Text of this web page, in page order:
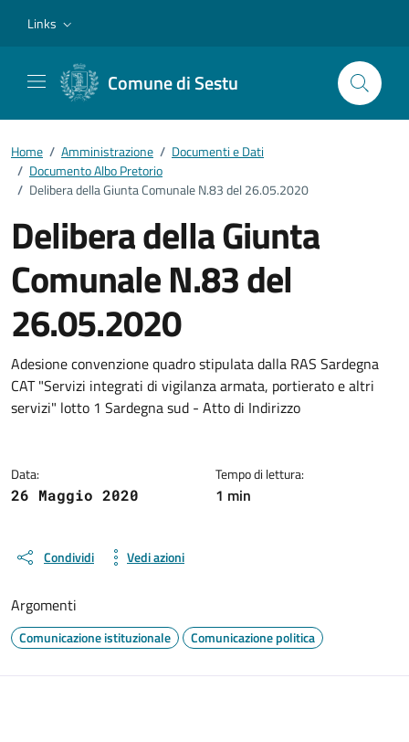
Links
Comune di Sestu
Home / Amministrazione / Documenti e Dati
/ Documento Albo Pretorio
/ Delibera della Giunta Comunale N.83 del 26.05.2020
Delibera della Giunta
Comunale N.83 del
26.05.2020
Dettagli del documento
Adesione convenzione quadro stipulata dalla RAS Sardegna
CAT "Servizi integrati di vigilanza armata, portierato e altri
servizi" lotto 1 Sardegna sud - Atto di Indirizzo
Data:
26 Maggio 2020
Tempo di lettura:
1 min
Condividi Vedi azioni
Argomenti
Comunicazione istituzionale Comunicazione politica